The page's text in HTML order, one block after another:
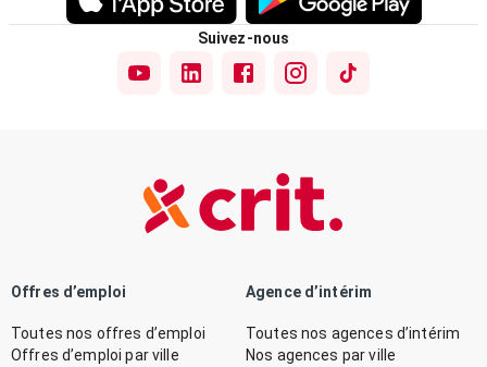
Suivez-nous
Offres d’emploi
Toutes nos offres d’emploi
Offres d’emploi par ville
Agence d’intérim
Toutes nos agences d’intérim
Nos agences par ville